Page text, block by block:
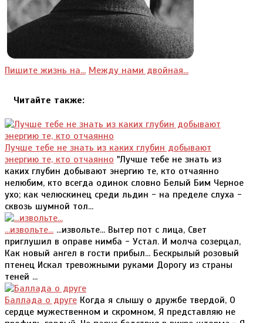
Пишите жизнь на... Между нами двойная...
Читайте также:
Лучше тебе не знать из каких глубин добывают
энергию те, кто отчаянно "Лучше тебе не знать из
каких глубин добывают энергию те, кто отчаянно
нелюбим, кто всегда одинок словно Белый Бим Черное
ухо; как челюскинец среди льдин - на пределе слуха -
сквозь шумной тол...
...извольте... ...извольте... Вытер пот с лица, Свет
приглушил в оправе нимба - Устал. И молча созерцал,
Как новый ангел в гости прибыл... Бескрылый розовый
птенец Искал тревожными руками Дорогу из страны
теней ...
Баллада о друге Когда я слышу о дружбе твердой, О
сердце мужественном и скромном, Я представляю не